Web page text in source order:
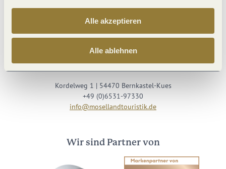
Alle akzeptieren
Alle ablehnen
Besuche uns auf
Youtube
Kordelweg 1 | 54470 Bernkastel-Kues
+49 (0)6531-97330
info@mosellandtouristik.de
Wir sind Partner von